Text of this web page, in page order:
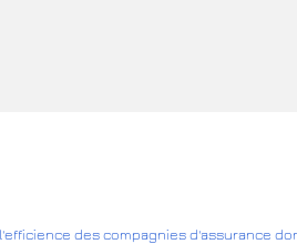
des compagnies d'assurance